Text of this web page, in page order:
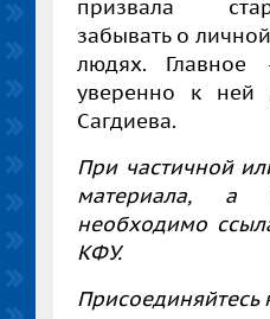
призвала
забывать о
людях. Главное
уверенно к ней
Сагдиева.
При частичной
материала, а
необходимо
КФУ.
Присоединяйтесь